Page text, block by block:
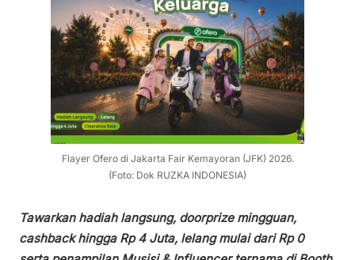
Flayer Ofero di Jakarta Fair Kemayoran (JFK) 2026.
(Foto: Dok RUZKA INDONESIA)
Tawarkan hadiah langsung, doorprize mingguan,
cashback hingga Rp 4 Juta, lelang mulai dari Rp 0